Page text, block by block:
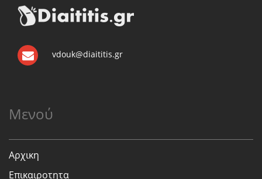
vdouk@diaititis.gr
Μενού
Αρχικη
Επικαιροτητα